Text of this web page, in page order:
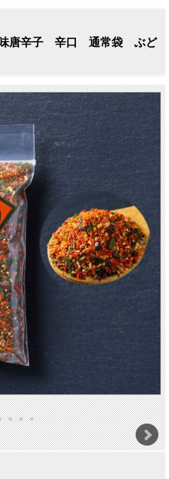
味唐辛子 辛口 通常袋 ぶど